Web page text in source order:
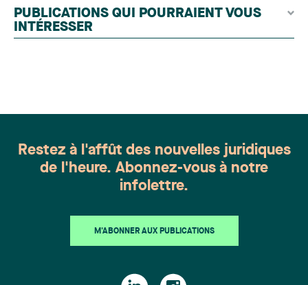
par un jury indépendant composé de praticiens
chevronnés en droit de la famille provenant de
l'ensemble du Canada. Cette distinction
PUBLICATIONS QUI POURRAIENT VOUS
INTÉRESSER
Restez à l'affût des nouvelles juridiques
de l'heure. Abonnez-vous à notre
infolettre.
M'ABONNER AUX PUBLICATIONS